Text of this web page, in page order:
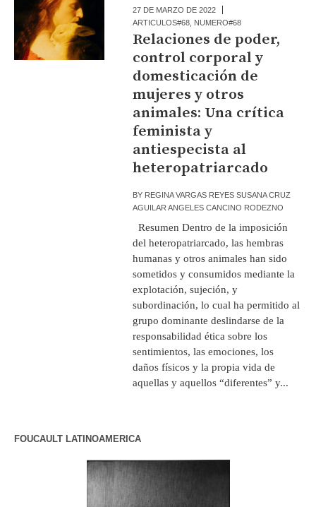
27 DE MARZO DE 2022
ARTICULOS#68 NUMERO#68
Relaciones de poder,
control corporal y
domesticación de
mujeres y otros
animales: Una crítica
feminista y
antiespecista al
heteropatriarcado
BY REGINA VARGAS REYES SUSANA CRUZ
AGUILAR ANGELES CANCINO RODEZNO
Resumen Dentro de la imposición
del heteropatriarcado, las hembras
humanas y otros animales han sido
sometidos y consumidos mediante la
explotación, sujeción, y
subordinación, lo cual ha permitido al
grupo dominante deslindarse de la
responsabilidad ética sobre los
sentimientos, las emociones, los
daños físicos y la propia vida de
aquellas y aquellos “diferentes” y...
FOUCAULT LATINOAMERICA